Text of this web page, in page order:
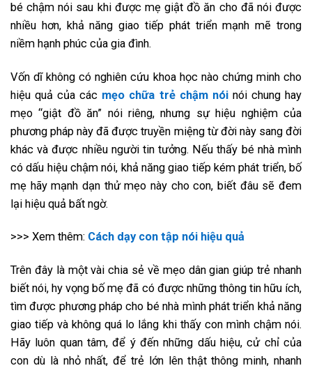
bé chậm nói sau khi được mẹ giật đồ ăn cho đã nói được
nhiều hơn, khả năng giao tiếp phát triển mạnh mẽ trong
niềm hạnh phúc của gia đình.
Vốn dĩ không có nghiên cứu khoa học nào chứng minh cho
hiệu quả của các mẹo chữa trẻ chậm nóinói chung hay
mẹo “giật đồ ăn” nói riêng, nhưng sự hiệu nghiệm của
phương pháp này đã được truyền miệng từ đời này sang đời
khác và được nhiều người tin tưởng. Nếu thấy bé nhà mình
có dấu hiệu chậm nói, khả năng giao tiếp kém phát triển, bố
mẹ hãy mạnh dạn thử mẹo này cho con, biết đâu sẽ đem
lại hiệu quả bất ngờ.
>>> Xem thêm: Cách dạy con tập nói hiệu quả
Trên đây là một vài chia sẻ về mẹo dân gian giúp trẻ nhanh
biết nói, hy vọng bố mẹ đã có được những thông tin hữu ích,
tìm được phương pháp cho bé nhà mình phát triển khả năng
giao tiếp và không quá lo lắng khi thấy con mình chậm nói.
Hãy luôn quan tâm, để ý đến những dấu hiệu, cử chỉ của
con dù là nhỏ nhất, để trẻ lớn lên thật thông minh, nhanh